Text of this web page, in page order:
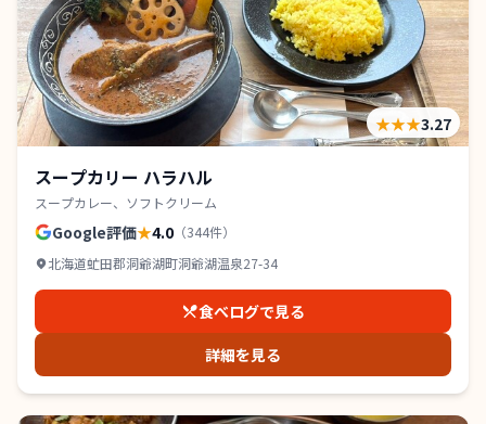
★★★3.27
スープカリー ハラハル
スープカレー、ソフトクリーム
Google評価★4.0 （344件）
北海道虻田郡洞爺湖町洞爺湖温泉27-34
食べログで見る
詳細を見る